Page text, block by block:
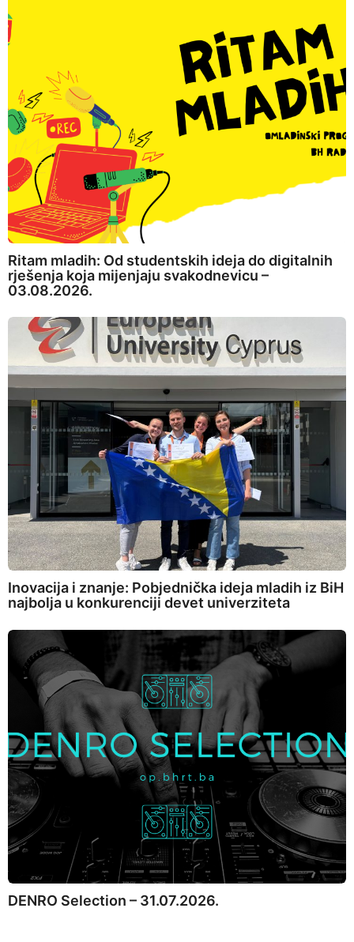
Ritam mladih: Od studentskih ideja do digitalnih
rješenja koja mijenjaju svakodnevicu –
03.08.2026.
Inovacija i znanje: Pobjednička ideja mladih iz BiH
najbolja u konkurenciji devet univerziteta
DENRO Selection – 31.07.2026.